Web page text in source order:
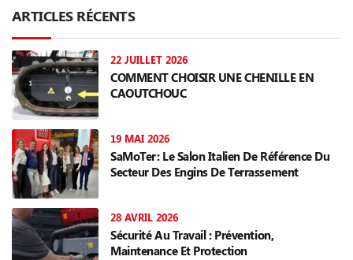
ARTICLES RÉCENTS
22 JUILLET 2026
COMMENT CHOISIR UNE CHENILLE EN
CAOUTCHOUC
19 MAI 2026
SaMoTer: Le Salon Italien De Référence Du
Secteur Des Engins De Terrassement
28 AVRIL 2026
Sécurité Au Travail : Prévention,
Maintenance Et Protection